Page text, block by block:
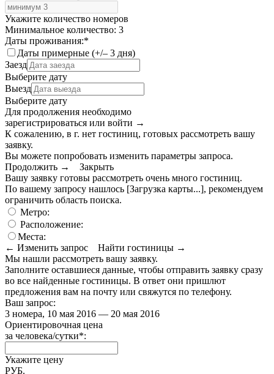
Укажите количество номеров
Минимальное количество: 3
Даты проживания:*
Даты примерные (+/– 3 дня)
Заезд
Выберите дату
Выезд
Выберите дату
Для продолжения необходимо
зарегистрироваться или войти →
К сожалению, в г. нет гостиниц, готовых рассмотреть вашу
заявку.
Вы можете попробовать изменить параметры запроса.
Продолжить →
Закрыть
Вашу заявку готовы рассмотреть очень много гостиниц.
По вашему запросу нашлось [Загрузка карты...], рекомендуем
ограничить область поиска.
Метро:
Расположение:
Места:
← Изменить запрос
Найти гостиницы →
Мы нашли рассмотреть вашу заявку.
Заполните оставшиеся данные, чтобы отправить заявку сразу
во все найденные гостиницы. В ответ они пришлют
предложения вам на почту или свяжутся по телефону.
Ваш запрос:
3 номера, 10 мая 2016 — 20 мая 2016
Ориентировочная цена
за человека/сутки*:
Укажите цену
РУБ.